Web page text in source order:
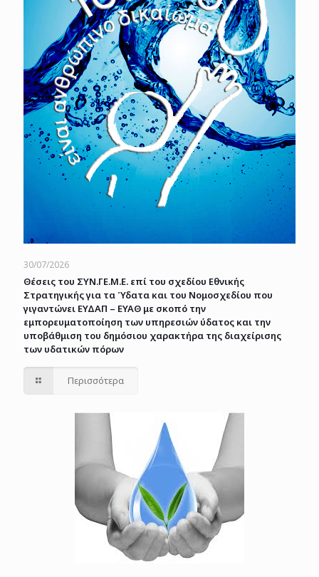
30/07/2026
Θέσεις του ΣΥΝ.ΓΕ.Μ.Ε. επί του σχεδίου Εθνικής
Στρατηγικής για τα Ύδατα και του Νομοσχεδίου που
γιγαντώνει ΕΥΔΑΠ – ΕΥΑΘ με σκοπό την
εμπορευματοποίηση των υπηρεσιών ύδατος και την
υποβάθμιση του δημόσιου χαρακτήρα της διαχείρισης
των υδατικών πόρων
Περισσότερα